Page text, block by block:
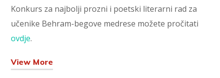
Konkurs za najbolji prozni i poetski literarni rad za
učenike Behram-begove medrese možete pročitati
ovdje.
View More